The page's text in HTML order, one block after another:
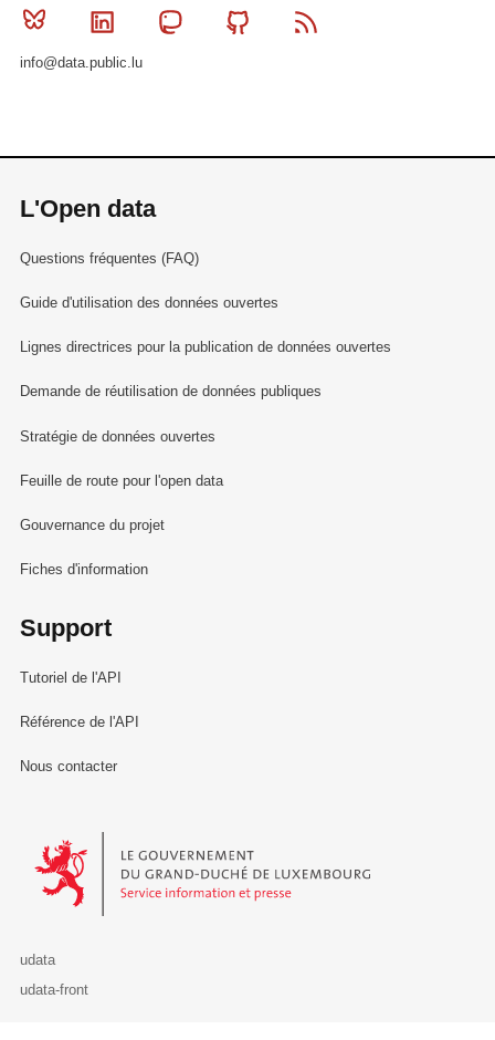
Bluesky Linkedin MastodonGithub
info@data.public.lu
L'Open data
Questions fréquentes (FAQ)
Guide d'utilisation des données ouvertes
Lignes directrices pour la publication de données ouvertes
Demande de réutilisation de données publiques
Stratégie de données ouvertes
Feuille de route pour l'open data
Gouvernance du projet
Fiches d'information
Support
Tutoriel de l'API
Référence de l'API
Nous contacter
Le Gouvernement du Grand-Duché de Luxembourg - Service
udata
udata-front